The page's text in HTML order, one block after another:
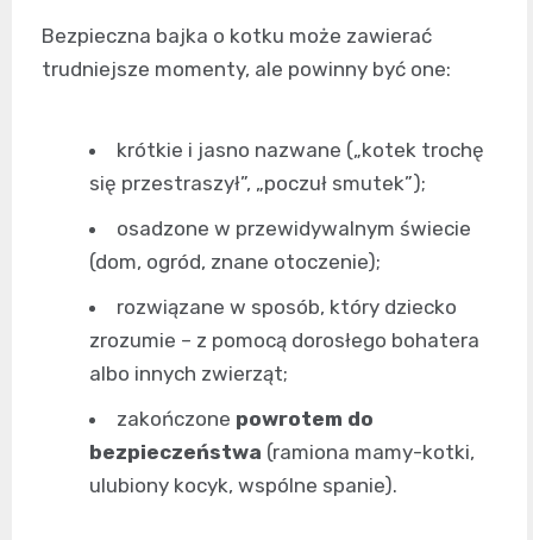
Bezpieczna bajka o kotku może zawierać
trudniejsze momenty, ale powinny być one:
krótkie i jasno nazwane („kotek trochę
się przestraszył”, „poczuł smutek”);
osadzone w przewidywalnym świecie
(dom, ogród, znane otoczenie);
rozwiązane w sposób, który dziecko
zrozumie – z pomocą dorosłego bohatera
albo innych zwierząt;
zakończone powrotem do
bezpieczeństwa (ramiona mamy-kotki,
ulubiony kocyk, wspólne spanie).